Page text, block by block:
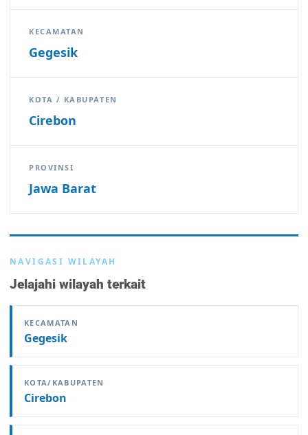
KECAMATAN
Gegesik
KOTA / KABUPATEN
Cirebon
PROVINSI
Jawa Barat
NAVIGASI WILAYAH
Jelajahi wilayah terkait
KECAMATAN
Gegesik
KOTA/KABUPATEN
Cirebon